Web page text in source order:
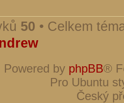
50 • Celkem
Powered by phpBB®
Pro Ubuntu
Český